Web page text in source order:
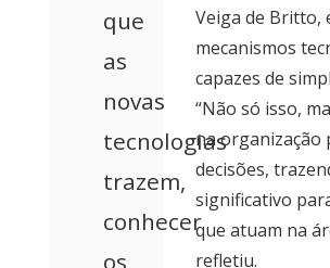
que
as
novas
tecnologias
trazem,
conhecer
os
Veiga de Britto,
mecanismos
capazes de
“Não só isso,
na organização
decisões,
significativo
que atuam na
refletiu.